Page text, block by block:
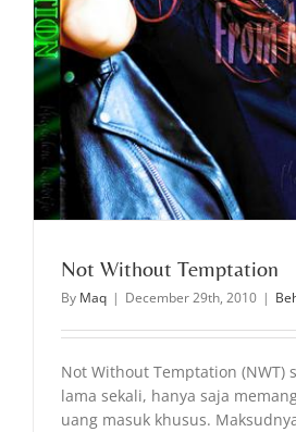
Not Without Temptation
By Maq | December 29th, 2010 |
Not Without Temptation (NWT)
lama sekali, hanya saja
uang masuk khusus.